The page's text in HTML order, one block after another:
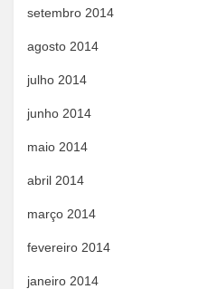
setembro 2014
agosto 2014
julho 2014
junho 2014
maio 2014
abril 2014
março 2014
fevereiro 2014
janeiro 2014